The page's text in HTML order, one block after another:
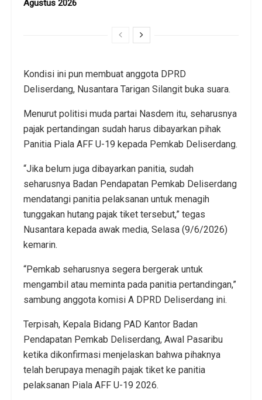
Agustus 2026
Kondisi ini pun membuat anggota DPRD
Deliserdang, Nusantara Tarigan Silangit buka suara.
Menurut politisi muda partai Nasdem itu, seharusnya
pajak pertandingan sudah harus dibayarkan pihak
Panitia Piala AFF U-19 kepada Pemkab Deliserdang.
“Jika belum juga dibayarkan panitia, sudah
seharusnya Badan Pendapatan Pemkab Deliserdang
mendatangi panitia pelaksanan untuk menagih
tunggakan hutang pajak tiket tersebut,” tegas
Nusantara kepada awak media, Selasa (9/6/2026)
kemarin.
“Pemkab seharusnya segera bergerak untuk
mengambil atau meminta pada panitia pertandingan,”
sambung anggota komisi A DPRD Deliserdang ini.
Terpisah, Kepala Bidang PAD Kantor Badan
Pendapatan Pemkab Deliserdang, Awal Pasaribu
ketika dikonfirmasi menjelaskan bahwa pihaknya
telah berupaya menagih pajak tiket ke panitia
pelaksanan Piala AFF U-19 2026.